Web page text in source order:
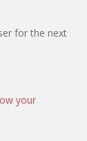
for the next
your